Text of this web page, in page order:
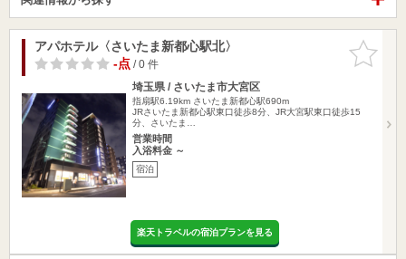
お気に入
りに追加
アパホテル〈さいたま新都心駅北〉
-点/ 0 件
埼玉県 / さいたま市大宮区
指扇駅6.19km さいたま新都心駅690m
JRさいたま新都心駅東口徒歩8分、JR大宮駅東口徒歩15
分、さいたま…
営業時間
入浴料金 ～
宿泊
楽天トラベルの宿泊プランを見る